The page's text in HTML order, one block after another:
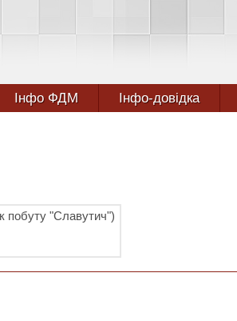
Інфо ФДМ Інфо-довідка
побуту "Славутич")